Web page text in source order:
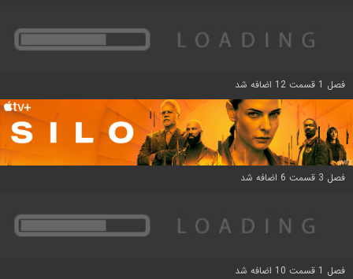
فصل 1 قسمت 12 اضافه شد
فصل 3 قسمت 6 اضافه شد
فصل 1 قسمت 10 اضافه شد